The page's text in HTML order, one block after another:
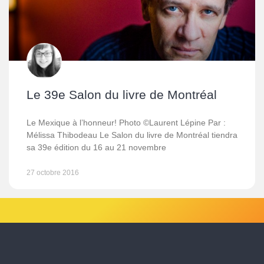
Le 39e Salon du livre de Montréal
Le Mexique à l’honneur! Photo ©Laurent Lépine Par :
Mélissa Thibodeau Le Salon du livre de Montréal tiendra
sa 39e édition du 16 au 21 novembre
27 octobre 2016